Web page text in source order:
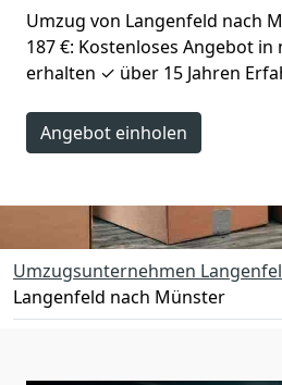
Umzug von Langenfeld nach
187 €: Kostenloses Angebot
erhalten ✓ über 15 Jahren
Angebot einholen
Umzugsunternehmen
Langenfeld nach Münster